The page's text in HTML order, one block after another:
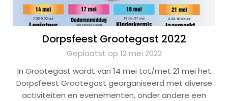
Dorpsfeest Grootegast 2022
Geplaatst op 12 mei 2022
In Grootegast wordt van 14 mei tot/met 21 mei het
Dorpsfeest Grootegast georganiseerd met diverse
activiteiten en evenementen, onder andere een